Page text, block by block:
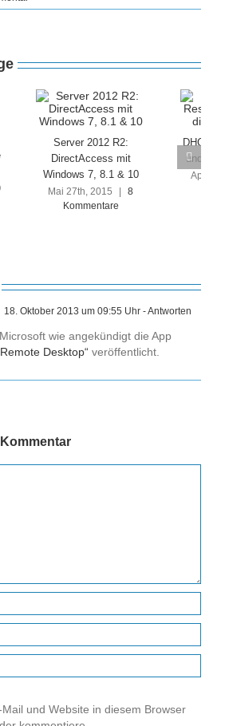
Server 2012 R2:
DirectAccess mit
Windows 7, 8.1 & 10
Mai 27th, 2015 |
8
Kommentare
DHCP,
und die
April
18. Oktober 2013 um 09:55 Uhr - Antworten
wie angekündigt die App
Remote Desktop“ veröffentlicht.
und Website in diesem Browser